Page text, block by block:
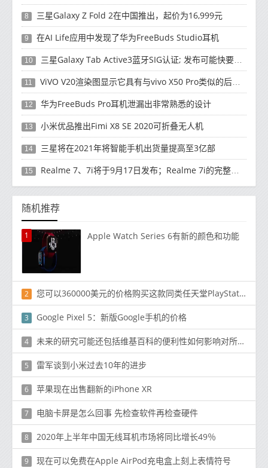
8 三星Galaxy Z Fold 2在中国推出，起价为16,999元
9 在AI Life应用中发现了华为FreeBuds Studio耳机
10 三星Galaxy Tab Active3蓝牙SIG认证; 发布可能快要结束了
11 ViVO V20渲染图显示它具有与vivo X50 Pro类似的后部设计
12 华为FreeBuds Pro耳机泄漏出非常熟悉的设计
13 小米优品推出Fimi X8 SE 2020可折叠无人机
14 三星将在2021年将智能手机出货量提高至3亿部
15 Realme 7、7i将于9月17日发布；Realme 7i的完整规格并导致泄漏
随机推荐
1 Apple Watch Series 6有新的颜色和功能
2 您可以360000美元的价格购买这款同类任天堂PlayStation
3 Google Pixel 5：新版Google手机的价格
4 未来的研究可能还包括维基百科的便利性如何影响对所发现信息的可靠性的看法
5 雷军谈到小米过去10年的进步
6 苹果现在出售翻新的iPhone XR
7 电脑卡屏是怎么回事 先检查软件再检查硬件
8 2020年上半年中国无线耳机市场将同比增长49％
9 现在可以免费在Apple AirPod充电盒上刻上表情符号